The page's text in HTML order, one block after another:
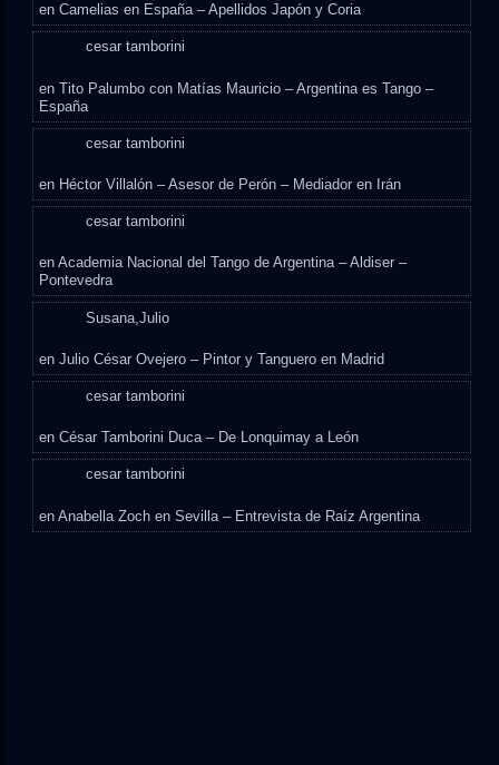
enCamelias en España – Apellidos Japón y Coria
cesar tamborini
enTito Palumbo con Matías Mauricio – Argentina es Tango –
España
cesar tamborini
en Héctor Villalón – Asesor de Perón – Mediador en Irán
cesar tamborini
enAcademia Nacional del Tango de Argentina – Aldiser –
Pontevedra
Susana,Julio
enJulio César Ovejero – Pintor y Tanguero en Madrid
cesar tamborini
enCésar Tamborini Duca – De Lonquimay a León
cesar tamborini
enAnabella Zoch en Sevilla – Entrevista de Raíz Argentina